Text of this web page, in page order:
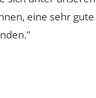
eine sehr